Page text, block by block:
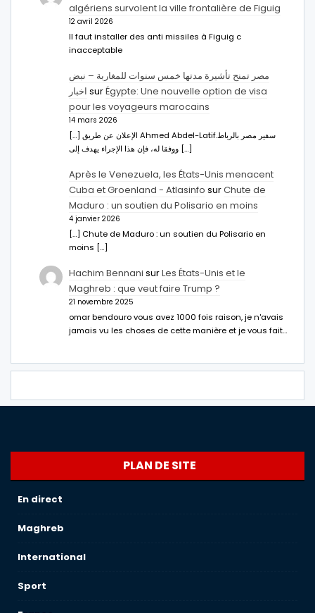
algériens survolent la ville frontalière de Figuig
12 avril 2026
Il faut installer des anti missiles à Figuig c
inacceptable
مصر تمنح تأشيرة مدتها خمس سنوات للمغاربة – نبض
اخبار surÉgypte: Une nouvelle option de visa
pour les voyageurs marocains
14 mars 2026
[…] الإعلان عن طريق Ahmed Abdel-Latifسفير مصر بالرباط.
ووفقا له، فإن هذا الإجراء يهدف إلى […]
Après le Venezuela, les États-Unis menacent
Cuba et Groenland - Atlasinfo surChute de
Maduro : un soutien du Polisario en moins
4 janvier 2026
[…] Chute de Maduro : un soutien du Polisario en
moins […]
Hachim Bennani surLes États-Unis et le
Maghreb : que veut faire Trump ?
21 novembre 2025
omar bendouro vous avez 1000 fois raison, je n'avais
jamais vu les choses de cette manière et je vous fait…
PLAN DE SITE
En direct
Maghreb
International
Sport